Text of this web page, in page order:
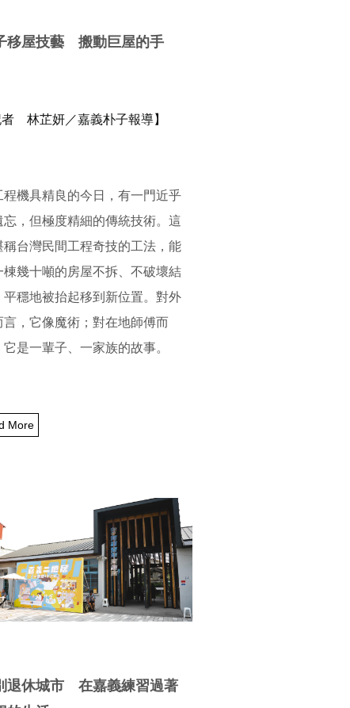
移屋技藝 搬動巨屋的手
者 林芷妍／嘉義朴子報導】
程機具精良的今日，有一門近乎
， 但極度精細的傳統技術。這
稱台灣民間工程奇技的工法， 能
棟幾十噸的房屋不拆、不破壞結
平穩地被抬起移到新位置。對外
言，它像魔術； 對在地師傅而
它是一輩子、一家族的故事。
More
退休城市 在嘉義練習過著